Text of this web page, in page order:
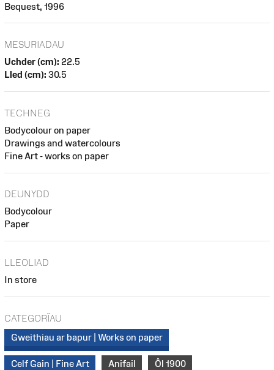
Bequest, 1996
MESURIADAU
Uchder (cm): 22.5
Lled (cm): 30.5
TECHNEG
Bodycolour on paper
Drawings and watercolours
Fine Art - works on paper
DEUNYDD
Bodycolour
Paper
LLEOLIAD
In store
CATEGORÏAU
Gweithiau ar bapur | Works on paper
Celf Gain | Fine Art Anifail Ôl 1900